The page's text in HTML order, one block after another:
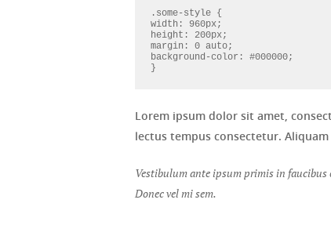
.some-style {
width: 960px;
height: 200px;
margin: 0 auto;
background-color: #000000;
}
Lorem ipsum dolor sit amet,
lectus tempus consectetur.
Vestibulum ante ipsum primis in faucibus
Donec vel mi sem.